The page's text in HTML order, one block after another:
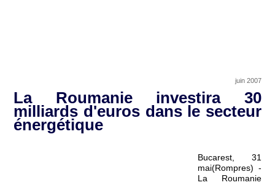
juin 2007
La Roumanie investira 30
milliards d'euros dans le secteur
énergétique
Bucarest, 31
mai(Rompres) -
La Roumanie